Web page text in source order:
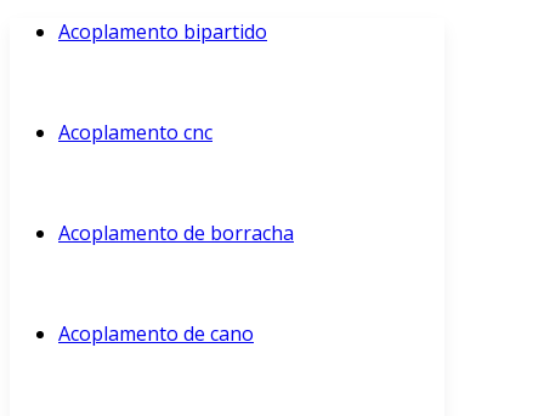
Acoplamento bipartido
Acoplamento cnc
Acoplamento de borracha
Acoplamento de cano